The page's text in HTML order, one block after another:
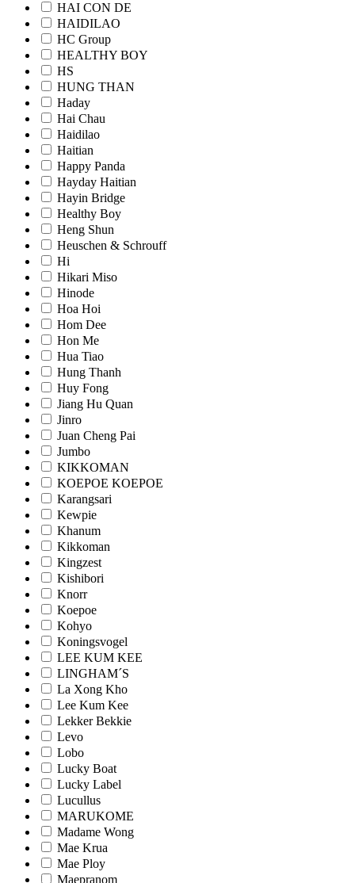
HAI CON DE
HAIDILAO
HC Group
HEALTHY BOY
HS
HUNG THAN
Haday
Hai Chau
Haidilao
Haitian
Happy Panda
Hayday Haitian
Hayin Bridge
Healthy Boy
Heng Shun
Heuschen & Schrouff
Hi
Hikari Miso
Hinode
Hoa Hoi
Hom Dee
Hon Me
Hua Tiao
Hung Thanh
Huy Fong
Jiang Hu Quan
Jinro
Juan Cheng Pai
Jumbo
KIKKOMAN
KOEPOE KOEPOE
Karangsari
Kewpie
Khanum
Kikkoman
Kingzest
Kishibori
Knorr
Koepoe
Kohyo
Koningsvogel
LEE KUM KEE
LINGHAM´S
La Xong Kho
Lee Kum Kee
Lekker Bekkie
Levo
Lobo
Lucky Boat
Lucky Label
Lucullus
MARUKOME
Madame Wong
Mae Krua
Mae Ploy
Maepranom